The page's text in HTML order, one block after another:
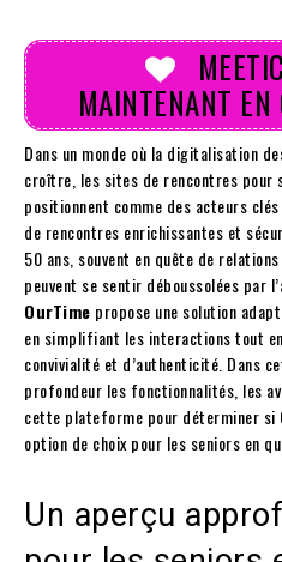
MAINTENANT
Dans un monde où la digitalisation
croître, les sites de rencontres pour
positionnent comme des acteurs
de rencontres enrichissantes et
50 ans, souvent en quête de
peuvent se sentir déboussolées par
OurTime propose une solution
en simplifiant les interactions tout
convivialité et d’authenticité. Dans
profondeur les fonctionnalités, les
cette plateforme pour déterminer si
option de choix pour les seniors en
Un aperçu